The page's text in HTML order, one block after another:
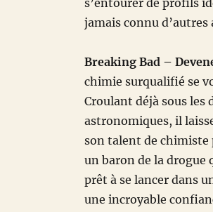
s’entourer de profils
jamais connu
Breaking Bad –
chimie surqualifié se
Croulant déjà sous les
astronomiques, il
son talent de
un baron de la drogue
prêt à se lancer dans
une incroyable